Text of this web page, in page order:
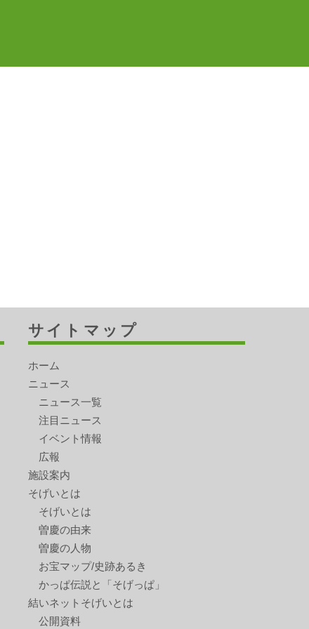
サイトマップ
ホーム
ニュース
ニュース一覧
注目ニュース
イベント情報
広報
施設案内
そげいとは
そげいとは
曽慶の由来
曽慶の人物
お宝マップ/史跡あるき
かっぱ伝説と「そげっぱ」
結いネットそげいとは
公開資料